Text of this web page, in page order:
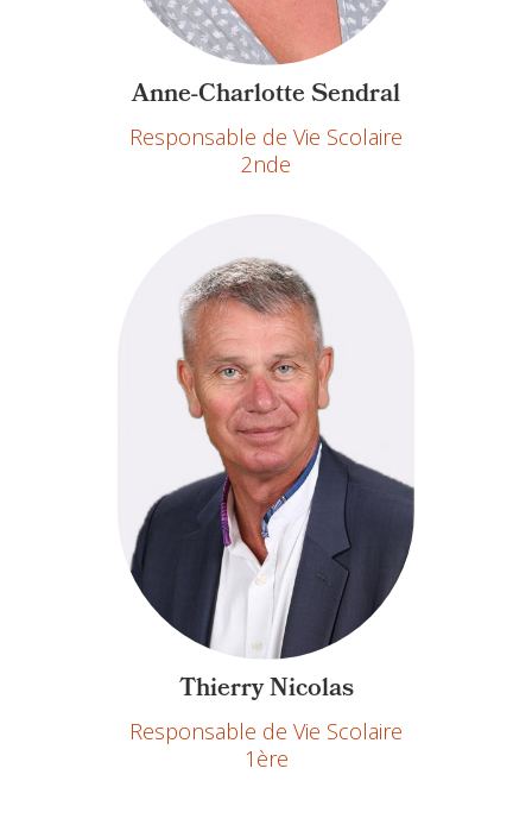
Anne-Charlotte Sendral
Responsable de Vie Scolaire
2nde
Thierry Nicolas
Responsable de Vie Scolaire
1ère